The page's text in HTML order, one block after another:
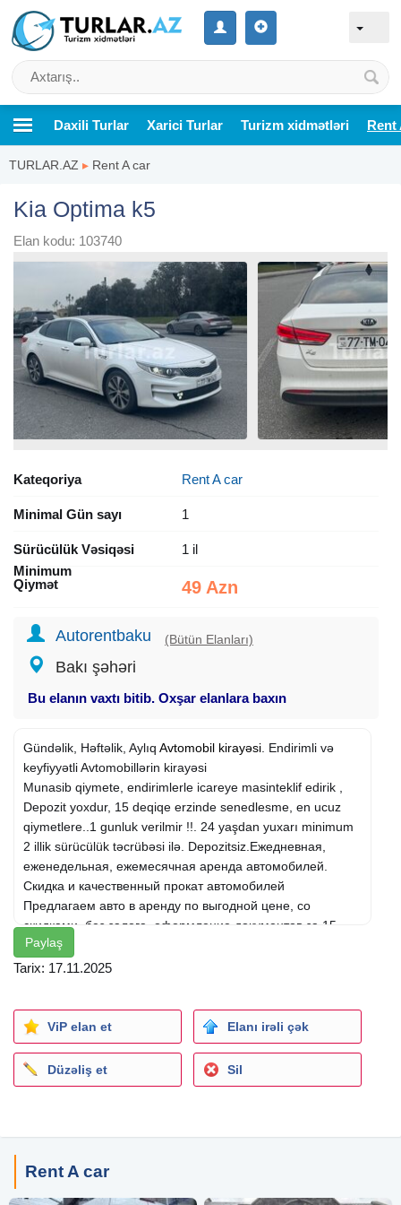
Daxili Turlar Xarici Turlar Turizm xidmətləri Rent
TURLAR.AZ ▸ Rent A car
Kia Optima k5
Elan kodu: 103740
Kateqoriya Rent A car
Minimal Gün sayı 1
Sürücülük Vəsiqəsi
Minimum
1 il
Qiymət 49 Azn
Autorentbaku (Bütün Elanları)
Bakı şəhəri
Bu elanın vaxtı bitib. Oxşar elanlara baxın
Gündəlik, Həftəlik, Aylıq Avtomobil kirayəsi . Endirimli və
keyfiyyətli Avtomobillərin kirayəsi
Munasib qiymete, endirimlerle icareye masinteklif edirik ,
Depozit yoxdur, 15 deqiqe erzinde senedlesme, en ucuz
qiymetlere..1 gunluk verilmir !!. 24 yaşdan yuxarı minimum
2 illik sürücülük təcrübəsi ilə. Depozitsiz.Ежедневная,
еженедельная, ежемесячная аренда автомобилей.
Скидка и качественный прокат автомобилей
Предлагаем авто в аренду по выгодной цене, со
скидками, без залога, оформление документов за 15
минут, по самым низким ценам..На 1 ДЕНЬ авто не
предоставляется. Возраст от 24 лет, водительский стаж
We offer a car for rent at a reasonable price, with
discounts, No deposit, documentation within 15 minutes, at
the cheapest prices..1 DAILY car is provided. Over 24
years of age with a minimum of 2 years of driving
Paylaş
Tarix: 17.11.2025
ViP elan et Elanı irəli çək
Düzəliş et Sil
Rent A car